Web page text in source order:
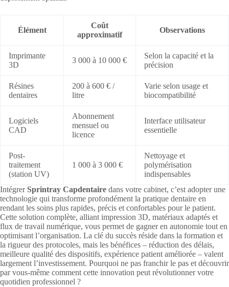
Élément
Coût
approximatif
Observations
Imprimante
3D
3 000 à 10 000 €
Selon la capacité et la
précision
Résines
dentaires
200 à 600 € /
litre
Varie selon usage et
biocompatibilité
Logiciels
CAD
Abonnement
mensuel ou
licence
Interface utilisateur
essentielle
Post-
traitement
(station UV)
1 000 à 3 000 €
Nettoyage et
polymérisation
indispensables
Intégrer Sprintray Capdentaire dans votre cabinet, c’est adopter une
technologie qui transforme profondément la pratique dentaire en
rendant les soins plus rapides, précis et confortables pour le patient.
Cette solution complète, alliant impression 3D, matériaux adaptés et
flux de travail numérique, vous permet de gagner en autonomie tout en
optimisant l’organisation. La clé du succès réside dans la formation et
la rigueur des protocoles, mais les bénéfices – réduction des délais,
meilleure qualité des dispositifs, expérience patient améliorée – valent
largement l’investissement. Pourquoi ne pas franchir le pas et découvrir
par vous-même comment cette innovation peut révolutionner votre
quotidien professionnel ?